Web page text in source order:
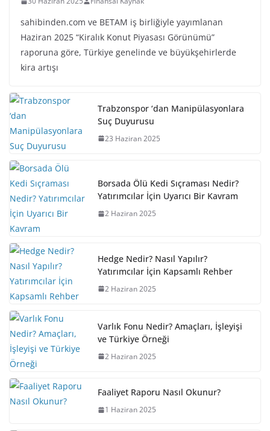
sahibinden.com ve BETAM iş birliğiyle yayımlanan
Haziran 2025 “Kiralık Konut Piyasası Görünümü”
raporuna göre, Türkiye genelinde ve büyükşehirlerde
kira artışı
Trabzonspor ‘dan Manipülasyonlara
Suç Duyurusu
23 Haziran 2025
Borsada Ölü Kedi Sıçraması Nedir?
Yatırımcılar İçin Uyarıcı Bir Kavram
2 Haziran 2025
Hedge Nedir? Nasıl Yapılır?
Yatırımcılar İçin Kapsamlı Rehber
2 Haziran 2025
Varlık Fonu Nedir? Amaçları, İşleyişi
ve Türkiye Örneği
2 Haziran 2025
Faaliyet Raporu Nasıl Okunur?
1 Haziran 2025